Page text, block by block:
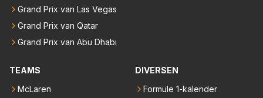
Grand Prix van Las Vegas
Grand Prix van Qatar
Grand Prix van Abu Dhabi
TEAMS
McLaren
DIVERSEN
Formule 1-kalender